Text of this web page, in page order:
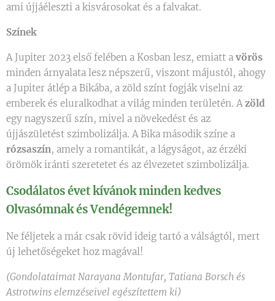
ami újjáéleszti a kisvárosokat és a falvakat.
Színek
A Jupiter 2023 első felében a Kosban lesz, emiatt a vörös
minden árnyalata lesz népszerű, viszont májustól, ahogy
a Jupiter átlép a Bikába, a zöld színt fogják viselni az
emberek és eluralkodhat a világ minden területén. A zöld
egy nagyszerű szín, mivel a növekedést és az
újjászületést szimbolizálja. A Bika második színe a
rózsaszín, amely a romantikát, a lágyságot, az érzéki
örömök iránti szeretetet és az élvezetet szimbolizálja.
Csodálatos évet kívánok minden kedves
Olvasómnak és Vendégemnek!
Ne féljetek a már csak rövid ideig tartó a válságtól, mert
új lehetőségeket hoz magával!
(Gondolataimat Narayana Montufar, Tatiana Borsch és
Astrotwins elemzéseivel egészítettem ki)